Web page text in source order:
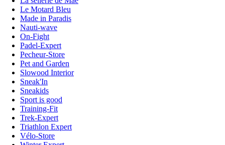
Le Motard Bleu
Made in Paradis
Nauti-wave
On-Fight
Padel-Expert
Pecheur-Store
Pet and Garden
Slowood Interior
Sneak'In
Sneakids
Sport is good
Training-Fit
Trek-Expert
Triathlon Expert
Vélo-Store